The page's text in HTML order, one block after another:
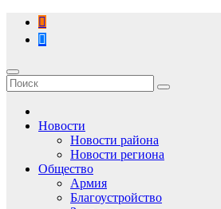
Перейти
содержимому
Новости
Новости района
Новости региона
Общество
Армия
Благоустройство